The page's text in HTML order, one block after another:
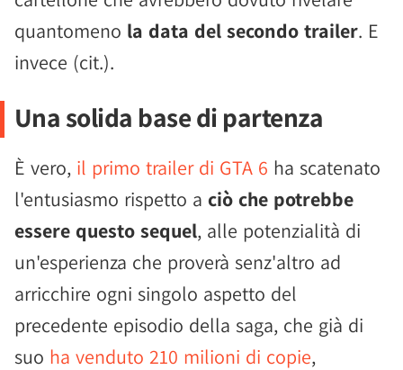
quantomeno la data del secondo trailer. E
invece (cit.).
Una solida base di partenza
È vero, il primo trailer di GTA 6 ha scatenato
l'entusiasmo rispetto a ciò che potrebbe
essere questo sequel, alle potenzialità di
un'esperienza che proverà senz'altro ad
arricchire ogni singolo aspetto del
precedente episodio della saga, che già di
suo ha venduto 210 milioni di copie,